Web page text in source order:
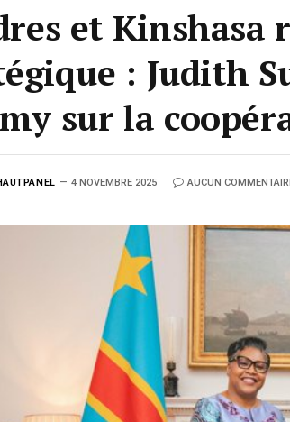
et
: Judith
sur la
4 NOVEMBRE 2025 AUCUN